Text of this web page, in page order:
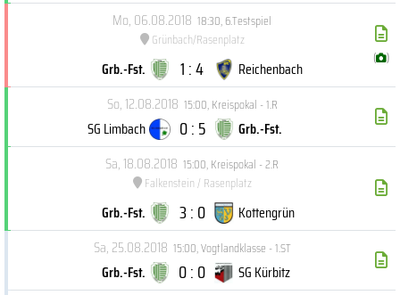
Mo, 06.08.2018 18:30,6.Testspiel
Grünbach/Rasenplatz
Grb.-Fst. 1 : 4 Reichenbach
( )
So, 12.08.2018 15:00,Kreispokal - 1.R
SG Limbach 0 : 5
Grb.-Fst.
Sa, 18.08.2018 15:00,Kreispokal - 2.R
Falkenstein / Rasenplatz
Grb.-Fst. 3 : 0
Kottengrün
Sa, 25.08.2018 15:00,Vogtlandklasse - 1.ST
Grb.-Fst. 0 : 0
SG Kürbitz